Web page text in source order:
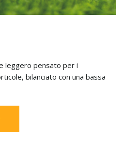
leggero pensato per i
bilanciato con una bassa